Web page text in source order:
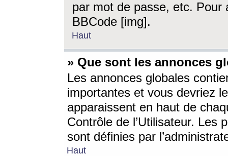
par mot de passe, etc. Pour
BBCode [img].
Haut
» Que sont les annonces
Les annonces globales
importantes et vous devriez
apparaissent en haut de
Contrôle de l’Utilisateur. Les
sont définies par
Haut